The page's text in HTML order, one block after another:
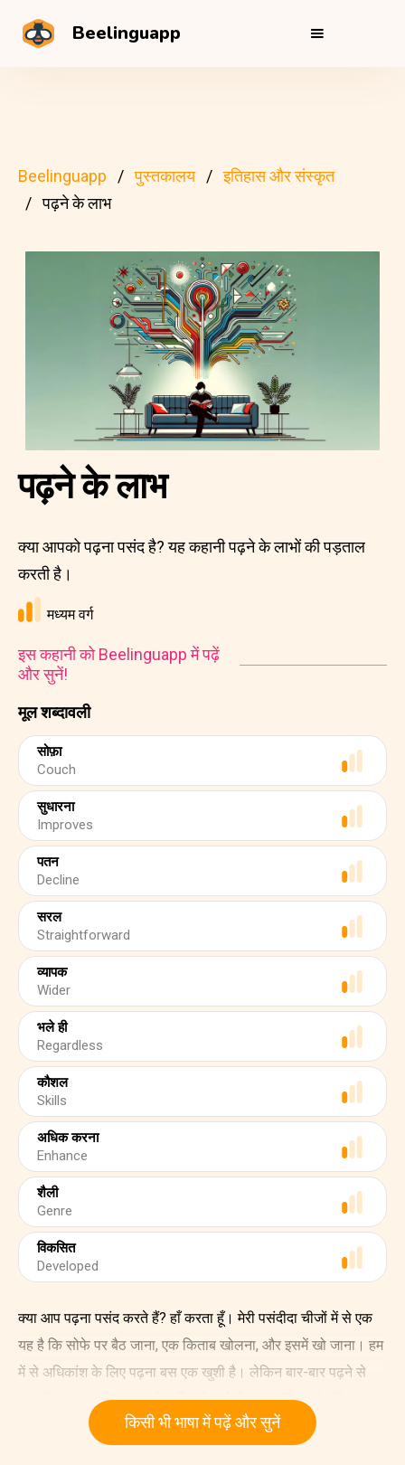
Beelinguapp
Beelinguapp पुस्तकालय
इतिहास और संस्कृत
पढ़ने के लाभ
मूल शब्दावली
सोफ़ा
Couch
सुधारना
Improves
पतन
Decline
सरल
Straightforward
व्यापक
Wider
भले ही
Regardless
कौशल
Skills
अधिक करना
Enhance
शैली
Genre
विकसित
Developed
पढ़ने के लाभ
क्या आपको पढ़ना पसंद है? यह कहानी पढ़ने के लाभों की पड़ताल
करती है।
मध्यम वर्ग
इस कहानी को Beelinguapp में पढ़ें
और सुनें!
क्या आप पढ़ना पसंद करते हैं? हाँ करता हूँ। मेरी पसंदीदा चीजों में से एक
यह है कि सोफे पर बैठ जाना, एक किताब खोलना, और इसमें खो जाना। हम
में से अधिकांश के लिए पढ़ना बस एक खुशी है। लेकिन बार-बार पढ़ने से
आपको इस तरह से फायदा होगा जिसके बारे में आप नहीं जानते होंगे।
किसी भी भाषा में पढ़ें और सुनें